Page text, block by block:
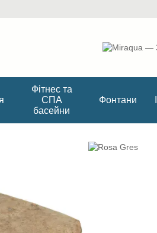
Фітнес та
СПА
басейни
Фонтани